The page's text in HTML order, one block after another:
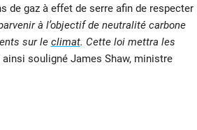
de gaz à effet de serre afin de respecter
à l’objectif de neutralité carbone
sur le climat. Cette loi mettra les
ainsi souligné James Shaw, ministre